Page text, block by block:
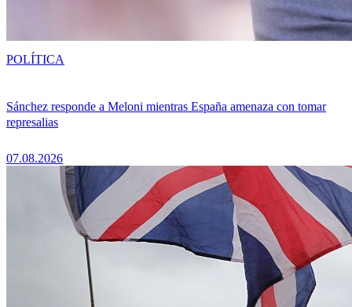
Sánchez responde a Meloni mientras España amenaza con tomar
represalias
07.08.2026
POLÍTICA